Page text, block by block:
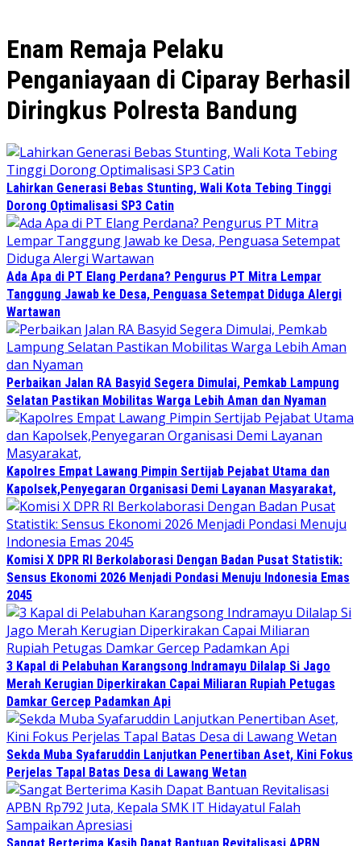
Enam Remaja Pelaku
Penganiayaan di Ciparay Berhasil
Diringkus Polresta Bandung
Lahirkan Generasi Bebas Stunting, Wali Kota Tebing Tinggi
Dorong Optimalisasi SP3 Catin
Ada Apa di PT Elang Perdana? Pengurus PT Mitra Lempar
Tanggung Jawab ke Desa, Penguasa Setempat Diduga Alergi
Wartawan
Perbaikan Jalan RA Basyid Segera Dimulai, Pemkab Lampung
Selatan Pastikan Mobilitas Warga Lebih Aman dan Nyaman
Kapolres Empat Lawang Pimpin Sertijab Pejabat Utama dan
Kapolsek,Penyegaran Organisasi Demi Layanan Masyarakat,
Komisi X DPR RI Berkolaborasi Dengan Badan Pusat Statistik:
Sensus Ekonomi 2026 Menjadi Pondasi Menuju Indonesia Emas
2045
3 Kapal di Pelabuhan Karangsong Indramayu Dilalap Si Jago
Merah Kerugian Diperkirakan Capai Miliaran Rupiah Petugas
Damkar Gercep Padamkan Api
Sekda Muba Syafaruddin Lanjutkan Penertiban Aset, Kini Fokus
Perjelas Tapal Batas Desa di Lawang Wetan